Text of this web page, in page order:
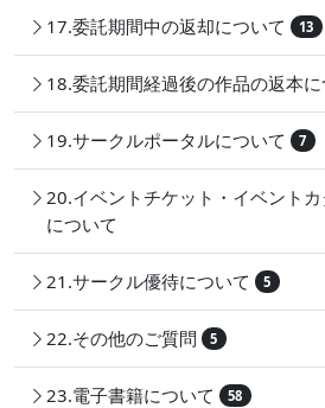
17.委託期間中の返却について 13
18.委託期間経過後の作品の返本に
19.サークルポータルについて 7
20.イベントチケット・イベント
について
21.サークル優待について 5
22.その他のご質問 5
23.電子書籍について 58